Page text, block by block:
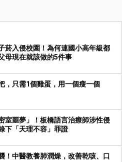
菸入侵校園！為何連國小高年級都
母現在就該做的5件事
，只需1個雞蛋，用一個瘦一個
室噩夢」！板橋語言治療師涉性侵
下「天理不容」罪證
！中醫教養肺潤燥，改善乾咳、口